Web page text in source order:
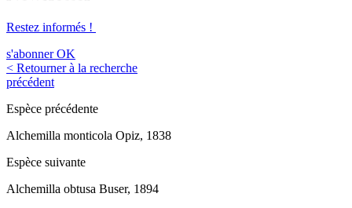
Restez informés !
s'abonner OK
< Retourner à la recherche
précédent
Espèce précédente
Alchemilla monticola Opiz, 1838
Espèce suivante
Alchemilla obtusa Buser, 1894